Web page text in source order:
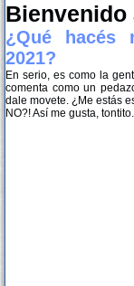
Bienvenido
¿Qué hacés
2021?
En serio, es como la
comenta como un
dale movete. ¿Me estás
NO?! Así me gusta,